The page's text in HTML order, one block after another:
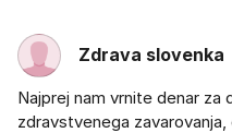
Zdrava slovenka
Najprej nam vrnite denar za
zdravstvenega